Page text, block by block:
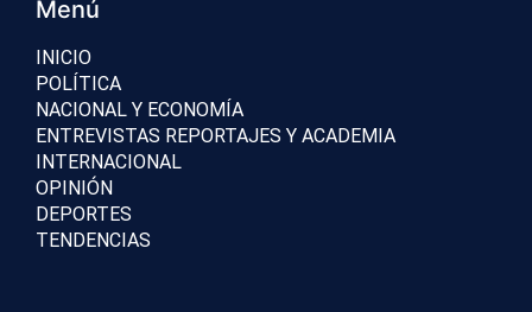
Menú
INICIO
POLÍTICA
NACIONAL Y ECONOMÍA
ENTREVISTAS REPORTAJES Y ACADEMIA
INTERNACIONAL
OPINIÓN
DEPORTES
TENDENCIAS